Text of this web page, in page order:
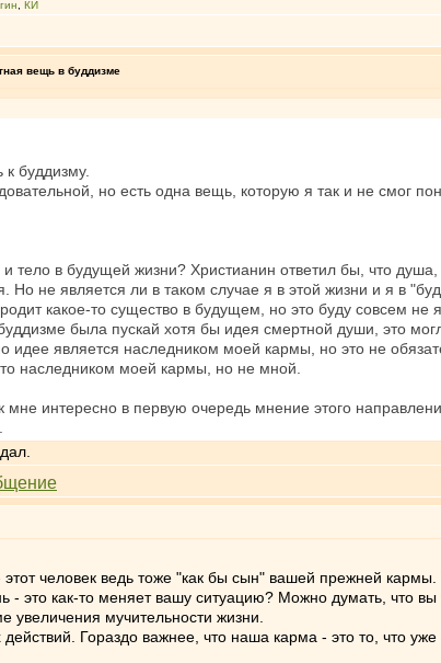
КИ
вещь в буддизме
буддизму.
но есть одна вещь, которую я так и не смог
и тело в будущей жизни? Христианин ответил бы, что
Но не является ли в таком случае я в этой жизни и я в
какое-то существо в будущем, но это буду совсем не
была пускай хотя бы идея смертной души, это
идее является наследником моей кармы, но это не
наследником моей кармы, но не мной.
интересно в первую очередь мнение этого
этот человек ведь тоже "как бы сын" вашей прежней
- это как-то меняет вашу ситуацию? Можно думать, что
увеличения мучительности жизни.
Гораздо важнее, что наша карма - это то, что